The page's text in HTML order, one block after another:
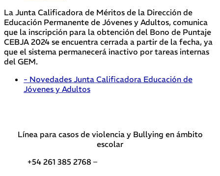
La Junta Calificadora de Méritos de la Dirección de
Educación Permanente de Jóvenes y Adultos, comunica
que la inscripción para la obtención del Bono de Puntaje
CEBJA 2024 se encuentra cerrada a partir de la fecha, ya
que el sistema permanecerá inactivo por tareas internas
del GEM.
- Novedades Junta Calificadora Educación de
Jóvenes y Adultos
Línea para casos de violencia y Bullying en ámbito
escolar
+54 261 385 2768 –